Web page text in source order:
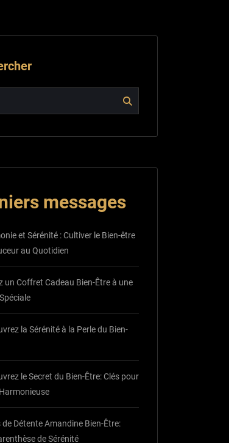
messages
et Sérénité : Cultiver le Bien-être
au Quotidien
un Coffret Cadeau Bien-Être à une
la Sérénité à la Perle du Bien-
le Secret du Bien-Être: Clés pour
de Détente Amandine Bien-Être:
de Sérénité